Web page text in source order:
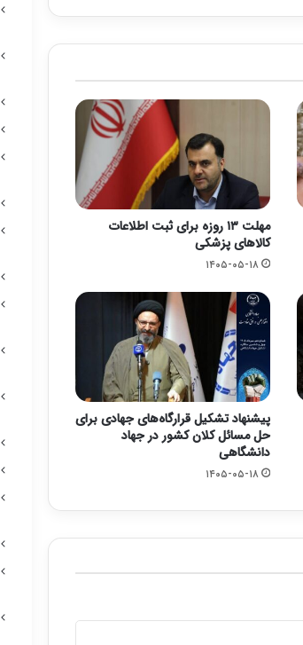
مهلت ۱۳ روزه برای ثبت اطلاعات
کالاهای پزشکی
۱۴۰۵-۰۵-۱۸
پیشنهاد تشکیل قرارگاه‌های جهادی برای
حل مسائل کلان کشور در جهاد
دانشگاهی
۱۴۰۵-۰۵-۱۸